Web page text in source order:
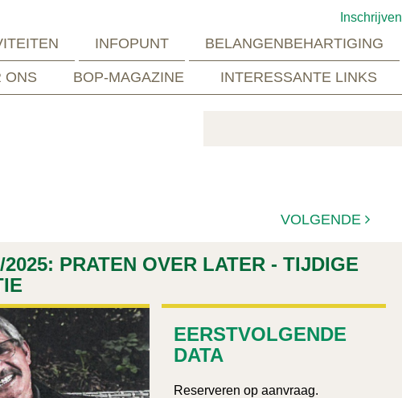
Inschrijven
INFOPUNT BELANGENBEHARTIGING
ONS BOP-MAGAZINE INTERESSANTE LINKS
VOLGENDE
PRATEN OVER LATER - TIJDIGE
EERSTVOLGENDE
DATA
Reserveren op aanvraag.